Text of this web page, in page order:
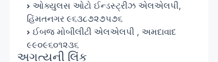
ઓક્યુલસ ઓટો ઈન્ડસ્ટ્રીઝ એલએલપી,
હિંમતનગર ૯૬૩૮૭૨૭૫૭૬
ઈબજ મોબીલીટી એલએલપી , અમદાવાદ
૯૯૦૯૬૦૧૨૩૬
અગત્યની લિંક